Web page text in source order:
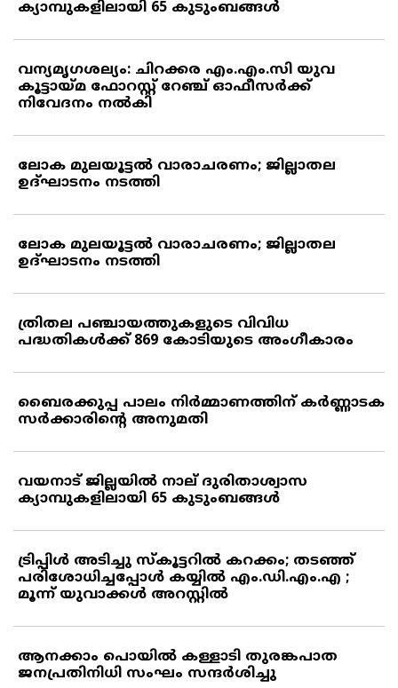
ക്യാമ്പുകളിലായി 65 കുടുംബങ്ങള്‍
വന്യമൃഗശല്യം: ചിറക്കര എം.എം.സി യുവ
കൂട്ടായ്മ ഫോറസ്റ്റ് റേഞ്ച് ഓഫീസര്‍ക്ക്
നിവേദനം നല്‍കി
ലോക മുലയൂട്ടല്‍ വാരാചരണം; ജില്ലാതല
ഉദ്ഘാടനം നടത്തി
ലോക മുലയൂട്ടല്‍ വാരാചരണം; ജില്ലാതല
ഉദ്ഘാടനം നടത്തി
ത്രിതല പഞ്ചായത്തുകളുടെ വിവിധ
പദ്ധതികള്‍ക്ക് 869 കോടിയുടെ അംഗീകാരം
ബൈരക്കുപ്പ പാലം നിര്‍മ്മാണത്തിന് കര്‍ണ്ണാടക
സര്‍ക്കാരിന്റെ അനുമതി
വയനാട് ജില്ലയില്‍ നാല് ദുരിതാശ്വാസ
ക്യാമ്പുകളിലായി 65 കുടുംബങ്ങള്‍
ട്രിപ്പിള്‍ അടിച്ചു സ്‌കൂട്ടറില്‍ കറക്കം; തടഞ്ഞ്
പരിശോധിച്ചപ്പോള്‍ കയ്യില്‍ എം.ഡി.എം.എ ;
മൂന്ന് യുവാക്കള്‍ അറസ്റ്റില്‍
ആനക്കാം പൊയില്‍ കള്ളാടി തുരങ്കപാത
ജനപ്രതിനിധി സംഘം സന്ദര്‍ശിച്ചു